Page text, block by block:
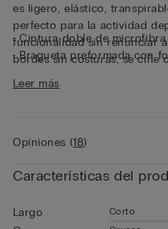
es ligero, elástico,
perfecto para la actividad
funcionalidad sin renunciar
bordes sin costuras, se ciñe
apretar, de manera que
• Cintura doble de
• Bragueta preformada con
• Se ajusta suavemente al
Leer más
Opiniones (18)
Características del
Largo Corto